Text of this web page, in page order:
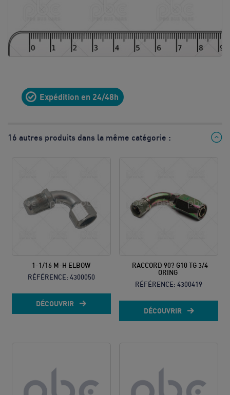
client
05 57
10
17h
Expédition en 24/48h
16 autres produits dans la même catégorie :
1-1/16 M-H ELBOW
RÉFÉRENCE: 4300050
DÉCOUVRIR
RACCORD 90? G10 TG 3/4
ORING
RÉFÉRENCE: 4300419
DÉCOUVRIR